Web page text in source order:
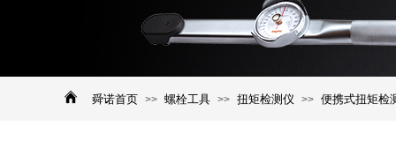
舜诺首页 >> 螺栓工具 >> 扭矩检测仪 >> 便携式扭矩检